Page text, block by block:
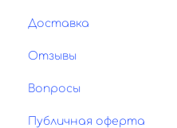
Доставка
Отзывы
Вопросы
Публичная оферта